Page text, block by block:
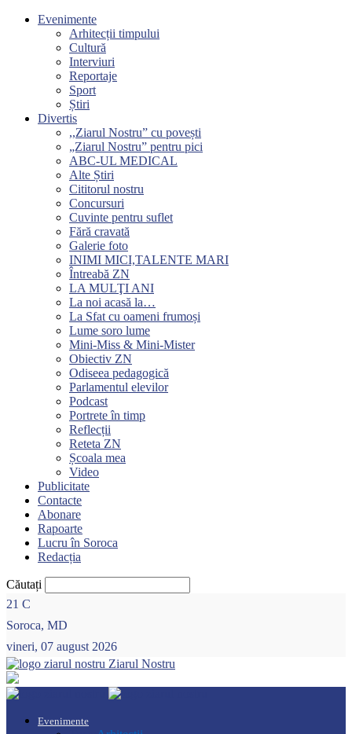
Evenimente
Arhitecții timpului
Cultură
Interviuri
Reportaje
Sport
Știri
Divertis
,,Ziarul Nostru” cu povești
„Ziarul Nostru” pentru pici
ABC-UL MEDICAL
Alte Știri
Cititorul nostru
Concursuri
Cuvinte pentru suflet
Fără cravată
Galerie foto
INIMI MICI,TALENTE MARI
Întreabă ZN
LA MULŢI ANI
La noi acasă la…
La Sfat cu oameni frumoși
Lume soro lume
Mini-Miss & Mini-Mister
Obiectiv ZN
Odiseea pedagogică
Parlamentul elevilor
Podcast
Portrete în timp
Reflecții
Reteta ZN
Școala mea
Video
Publicitate
Contacte
Abonare
Rapoarte
Lucru în Soroca
Redacția
Căutați
21 C
Soroca, MD
vineri, 07 august 2026
Ziarul Nostru
Evenimente